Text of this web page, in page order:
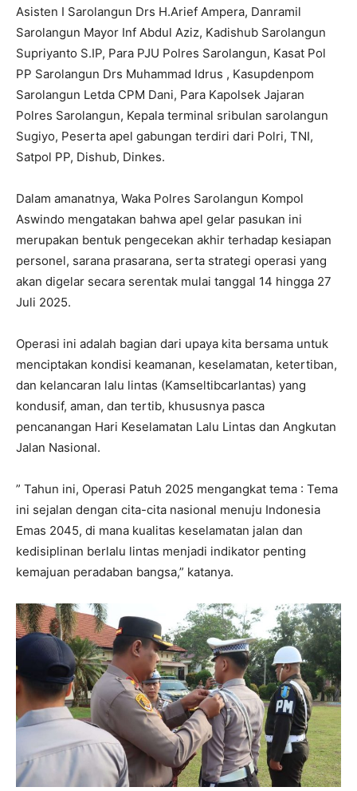
Asisten I Sarolangun Drs H.Arief Ampera, Danramil
Sarolangun Mayor Inf Abdul Aziz, Kadishub Sarolangun
Supriyanto S.IP, Para PJU Polres Sarolangun, Kasat Pol
PP Sarolangun Drs Muhammad Idrus , Kasupdenpom
Sarolangun Letda CPM Dani, Para Kapolsek Jajaran
Polres Sarolangun, Kepala terminal sribulan sarolangun
Sugiyo, Peserta apel gabungan terdiri dari Polri, TNI,
Satpol PP, Dishub, Dinkes.
Dalam amanatnya, Waka Polres Sarolangun Kompol
Aswindo mengatakan bahwa apel gelar pasukan ini
merupakan bentuk pengecekan akhir terhadap kesiapan
personel, sarana prasarana, serta strategi operasi yang
akan digelar secara serentak mulai tanggal 14 hingga 27
Juli 2025.
Operasi ini adalah bagian dari upaya kita bersama untuk
menciptakan kondisi keamanan, keselamatan, ketertiban,
dan kelancaran lalu lintas (Kamseltibcarlantas) yang
kondusif, aman, dan tertib, khususnya pasca
pencanangan Hari Keselamatan Lalu Lintas dan Angkutan
Jalan Nasional.
” Tahun ini, Operasi Patuh 2025 mengangkat tema : Tema
ini sejalan dengan cita-cita nasional menuju Indonesia
Emas 2045, di mana kualitas keselamatan jalan dan
kedisiplinan berlalu lintas menjadi indikator penting
kemajuan peradaban bangsa,” katanya.